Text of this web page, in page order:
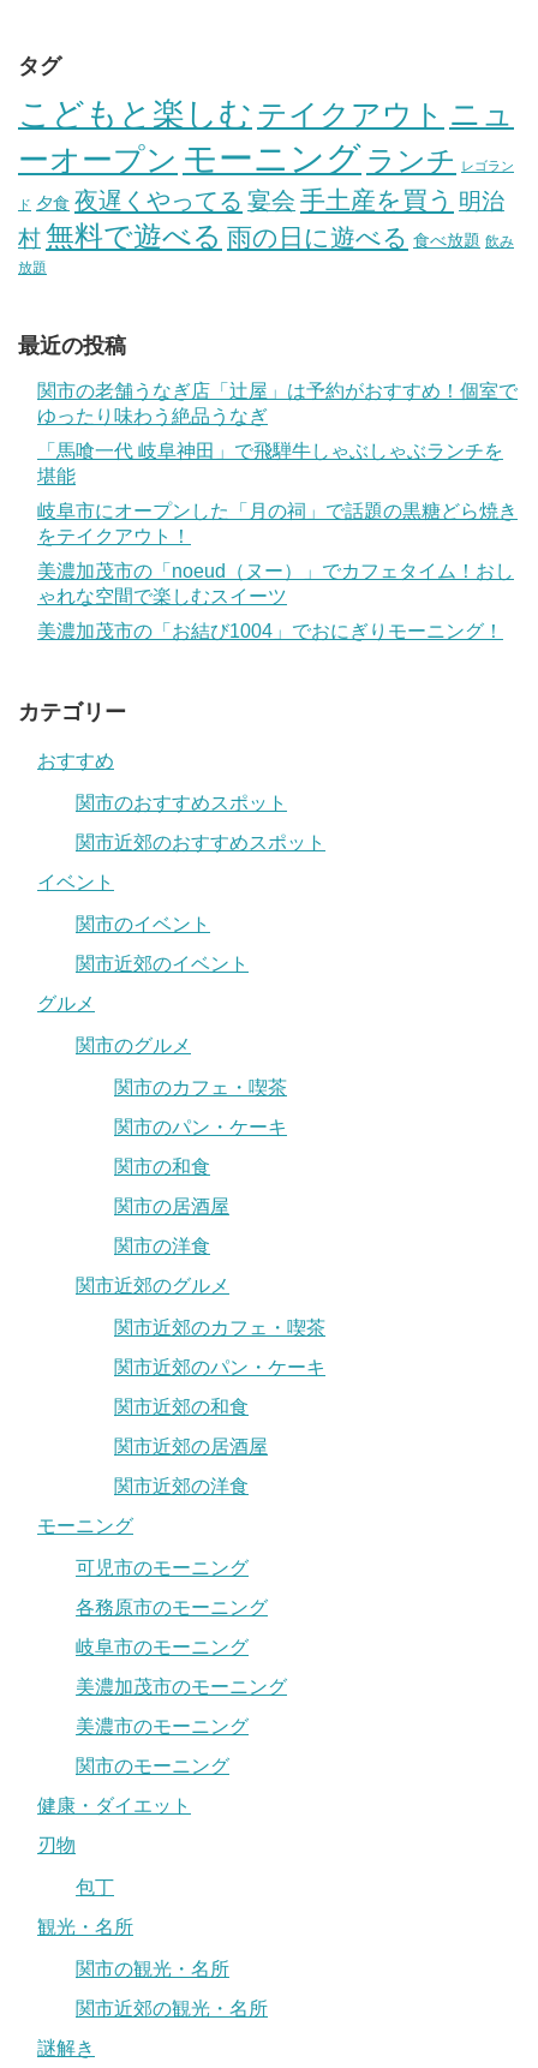
タグ
こどもと楽しむ テイクアウト ニュ
ーオープン モーニング ランチ レゴラン
ド 夕食 夜遅くやってる 宴会 手土産を買う 明治
村無料で遊べる 雨の日に遊べる 食べ放題 飲み
放題
最近の投稿
関市の老舗うなぎ店「辻屋」は予約がおすすめ！個室で
ゆったり味わう絶品うなぎ
「馬喰一代 岐阜神田」で飛騨牛しゃぶしゃぶランチを
堪能
岐阜市にオープンした「月の祠」で話題の黒糖どら焼き
をテイクアウト！
美濃加茂市の「noeud（ヌー）」でカフェタイム！おし
ゃれな空間で楽しむスイーツ
美濃加茂市の「お結び1004」でおにぎりモーニング！
カテゴリー
おすすめ
関市のおすすめスポット
関市近郊のおすすめスポット
イベント
関市のイベント
関市近郊のイベント
グルメ
関市のグルメ
関市のカフェ・喫茶
関市のパン・ケーキ
関市の和食
関市の居酒屋
関市の洋食
関市近郊のグルメ
関市近郊のカフェ・喫茶
関市近郊のパン・ケーキ
関市近郊の和食
関市近郊の居酒屋
関市近郊の洋食
モーニング
可児市のモーニング
各務原市のモーニング
岐阜市のモーニング
美濃加茂市のモーニング
美濃市のモーニング
関市のモーニング
健康・ダイエット
刃物
包丁
観光・名所
関市の観光・名所
関市近郊の観光・名所
謎解き